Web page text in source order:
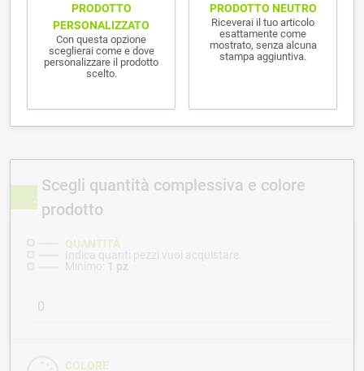
PRODOTTO
PERSONALIZZATO
Con questa opzione
sceglierai come e dove
personalizzare il prodotto
scelto.
PRODOTTO NEUTRO
Riceverai il tuo articolo
esattamente come
mostrato, senza alcuna
stampa aggiuntiva.
Scegli quantità complessiva e colore
prodotto
QUANTITÀ
Indica quanti pezzi vuoi acquistare.
Minimo: 1 pz
COLORE